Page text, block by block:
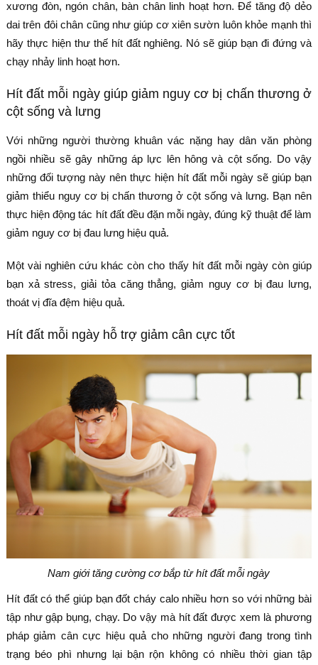
xương đòn, ngón chân, bàn chân linh hoạt hơn. Để tăng độ dẻo
dai trên đôi chân cũng như giúp cơ xiên sườn luôn khỏe mạnh thì
hãy thực hiện thư thế hít đất nghiêng. Nó sẽ giúp bạn đi đứng và
chạy nhảy linh hoạt hơn.
Hít đất mỗi ngày giúp giảm nguy cơ bị chấn thương ở
cột sống và lưng
Với những người thường khuân vác nặng hay dân văn phòng
ngồi nhiều sẽ gây những áp lực lên hông và cột sống. Do vậy
những đối tượng này nên thực hiện hít đất mỗi ngày sẽ giúp bạn
giảm thiểu nguy cơ bị chấn thương ở cột sống và lưng. Bạn nên
thực hiện động tác hít đất đều đặn mỗi ngày, đúng kỹ thuật để làm
giảm nguy cơ bị đau lưng hiệu quả.
Một vài nghiên cứu khác còn cho thấy hít đất mỗi ngày còn giúp
bạn xả stress, giải tỏa căng thẳng, giảm nguy cơ bị đau lưng,
thoát vị đĩa đệm hiệu quả.
Hít đất mỗi ngày hỗ trợ giảm cân cực tốt
Nam giới tăng cường cơ bắp từ hít đất mỗi ngày
Hít đất có thể giúp bạn đốt cháy calo nhiều hơn so với những bài
tập như gập bụng, chạy. Do vậy mà hít đất được xem là phương
pháp giảm cân cực hiệu quả cho những người đang trong tình
trạng béo phì nhưng lại bận rộn không có nhiều thời gian tập